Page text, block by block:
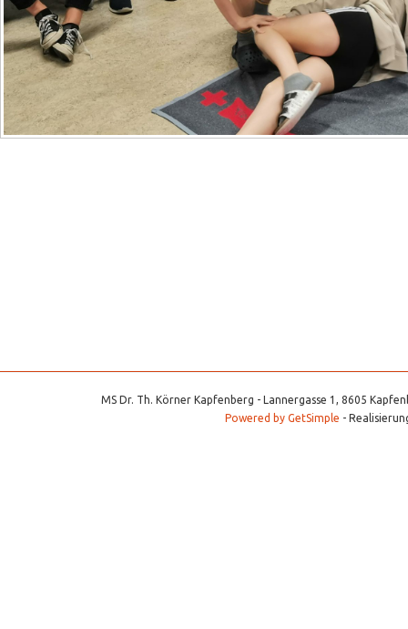
MS Dr. Th. Körner Kapfenberg - Lannergasse 1, 8605
Powered by GetSimple -